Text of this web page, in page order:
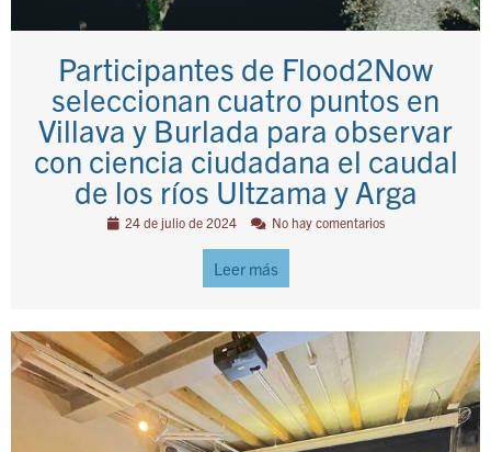
Participantes de Flood2Now
seleccionan cuatro puntos en
Villava y Burlada para observar
con ciencia ciudadana el caudal
de los ríos Ultzama y Arga
24 de julio de 2024 No hay comentarios
Leer más